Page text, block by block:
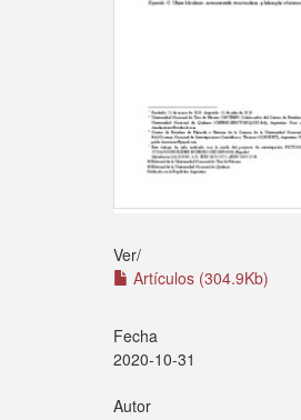
Ver/
Artículos (304.9Kb)
Fecha
2020-10-31
Autor